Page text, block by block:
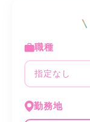
職種
指定なし
勤務地